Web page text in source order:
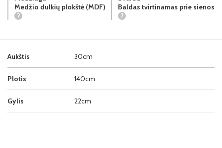
Aukštis 30cm
Plotis 140cm
Gylis 22cm
Medžio dulkių plokštė (MDF)
?
Baldas tvirtinamas prie sienos
?